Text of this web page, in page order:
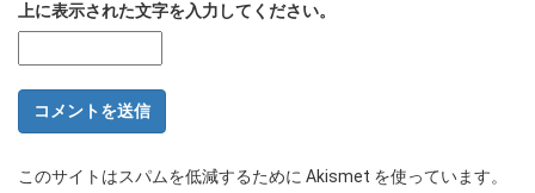
上に表示された文字を入力してください。
このサイトはスパムを低減するために Akismet を使っています。